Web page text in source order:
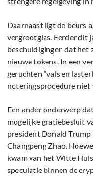
Daarnaast ligt de beurs
vergrootglas. Eerder dit
beschuldigingen dat het
nieuwe tokens. In een
geruchten “vals en
noteringsprocedure
Een ander onderwerp
mogelijkegratiebesluit
president Donald
Changpeng Zhao.
kwam van het Witte
speculatie binnen de